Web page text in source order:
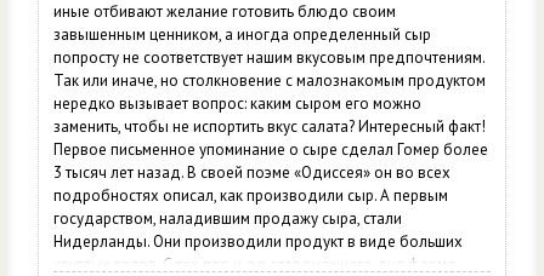
иные отбивают желание готовить блюдо своим
завышенным ценником, а иногда определенный сыр
попросту не соответствует нашим вкусовым предпочтениям.
Так или иначе, но столкновение с малознакомым продуктом
нередко вызывает вопрос: каким сыром его можно
заменить, чтобы не испортить вкус салата? Интересный факт!
Первое письменное упоминание о сыре сделал Гомер более
3 тысяч лет назад. В своей поэме «Одиссея» он во всех
подробностях описал, как производили сыр. А первым
государством, наладившим продажу сыра, стали
Нидерланды. Они производили продукт в виде больших
круглых голов. С тех пор и до сегодняшнего дня форма